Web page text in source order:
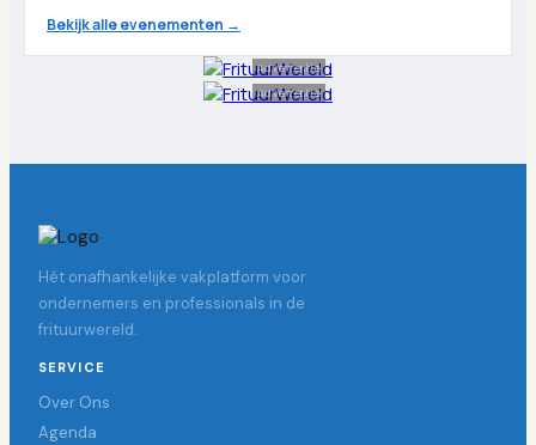
Bekijk alle evenementen →
Advertentie
Advertentie
Hét onafhankelijke vakplatform voor
ondernemers en professionals in de
frituurwereld.
SERVICE
Over Ons
Agenda